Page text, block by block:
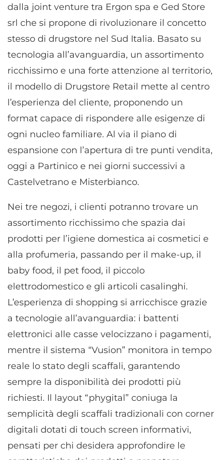
dalla joint venture tra Ergon spa e Ged Store
srl che si propone di rivoluzionare il concetto
stesso di drugstore nel Sud Italia. Basato su
tecnologia all’avanguardia, un assortimento
ricchissimo e una forte attenzione al territorio,
il modello di Drugstore Retail mette al centro
l’esperienza del cliente, proponendo un
format capace di rispondere alle esigenze di
ogni nucleo familiare. Al via il piano di
espansione con l’apertura di tre punti vendita,
oggi a Partinico e nei giorni successivi a
Castelvetrano e Misterbianco.
Nei tre negozi, i clienti potranno trovare un
assortimento ricchissimo che spazia dai
prodotti per l’igiene domestica ai cosmetici e
alla profumeria, passando per il make-up, il
baby food, il pet food, il piccolo
elettrodomestico e gli articoli casalinghi.
L’esperienza di shopping si arricchisce grazie
a tecnologie all’avanguardia: i battenti
elettronici alle casse velocizzano i pagamenti,
mentre il sistema “Vusion” monitora in tempo
reale lo stato degli scaffali, garantendo
sempre la disponibilità dei prodotti più
richiesti. Il layout “phygital” coniuga la
semplicità degli scaffali tradizionali con corner
digitali dotati di touch screen informativi,
pensati per chi desidera approfondire le